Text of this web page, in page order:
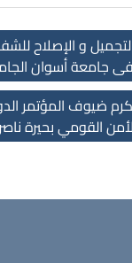
و الإصلاح
جامعة أسوان
ضيوف المؤتمر
القومي بحيرة ناصر